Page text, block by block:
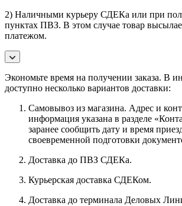
2) Наличными курьеру СДЕКа или при
пунктах ПВЗ. В этом случае товар
платежом.
Экономьте время на получении заказа. В
доступно несколько вариантов доставки:
Самовывоз из магазина. Адрес и
информация указана в разделе
заранее сообщить дату и время
своевременной подготовки
Доставка до ПВЗ СДЕКа.
Курьерская доставка СДЕКом.
Доставка до терминала Деловых